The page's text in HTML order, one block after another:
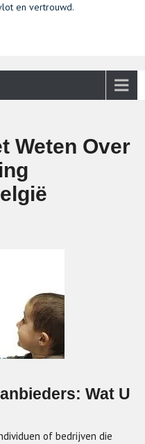
en vertrouwd.
Weten Over
Wat U
of bedrijven die